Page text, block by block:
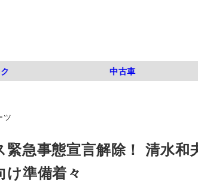
中古車
ツ
急事態宣言解除！ 清水
準備着々